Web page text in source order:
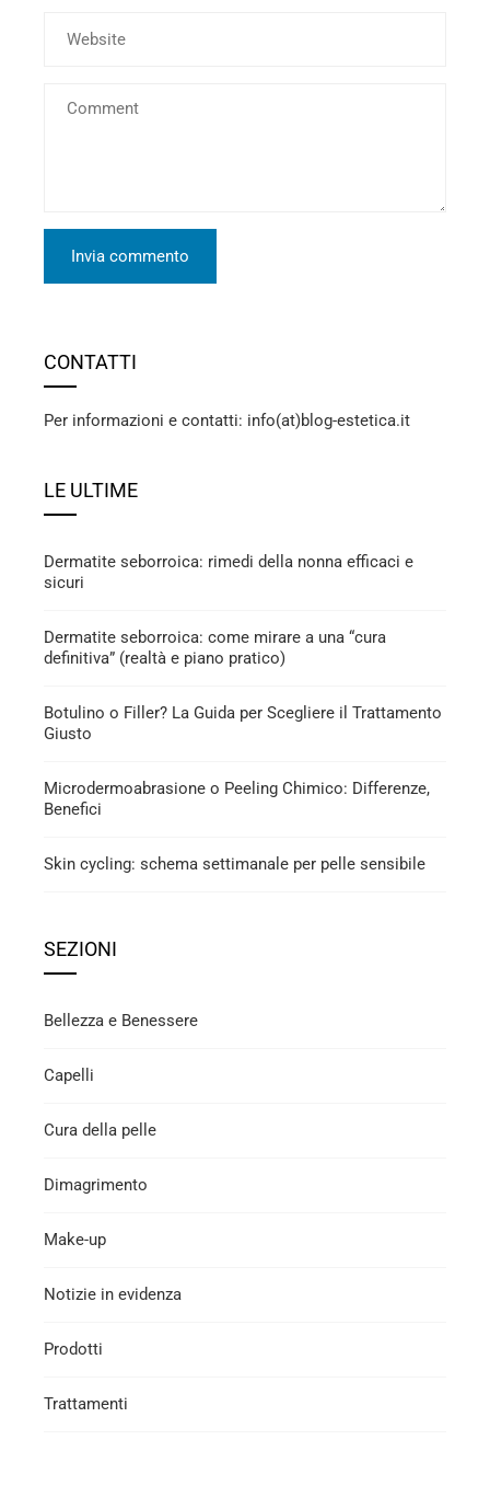
CONTATTI
Per informazioni e contatti: info(at)blog-estetica.it
LE ULTIME
Dermatite seborroica: rimedi della nonna efficaci e
sicuri
Dermatite seborroica: come mirare a una “cura
definitiva” (realtà e piano pratico)
Botulino o Filler? La Guida per Scegliere il Trattamento
Giusto
Microdermoabrasione o Peeling Chimico: Differenze,
Benefici
Skin cycling: schema settimanale per pelle sensibile
SEZIONI
Bellezza e Benessere
Capelli
Cura della pelle
Dimagrimento
Make-up
Notizie in evidenza
Prodotti
Trattamenti